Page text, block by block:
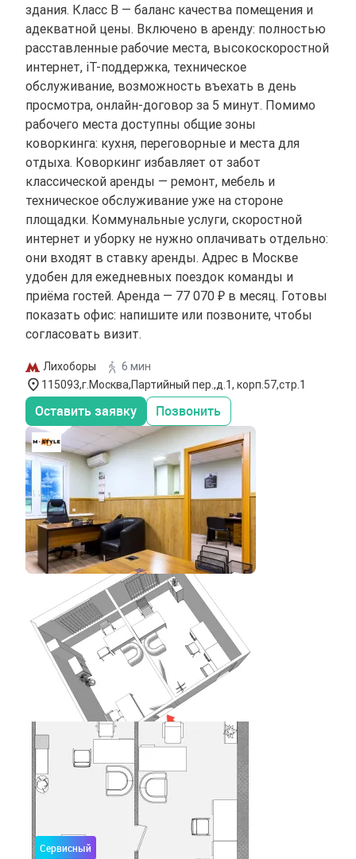
здания. Класс B — баланс качества помещения и
адекватной цены. Включено в аренду: полностью
расставленные рабочие места, высокоскоростной
интернет, іТ-поддержка, техническое
обслуживание, возможность въехать в день
просмотра, онлайн-договор за 5 минут. Помимо
рабочего места доступны общие зоны
коворкинга: кухня, переговорные и места для
отдыха. Коворкинг избавляет от забот
классической аренды — ремонт, мебель и
техническое обслуживание уже на стороне
площадки. Коммунальные услуги, скоростной
интернет и уборку не нужно оплачивать отдельно:
они входят в ставку аренды. Адрес в Москве
удобен для ежедневных поездок команды и
приёма гостей. Аренда — 77 070 ₽ в месяц. Готовы
показать офис: напишите или позвоните, чтобы
согласовать визит.
Лихоборы
6 мин
115093,г.Москва,Партийный пер.,д.1, корп.57,стр.1
Оставить заявку Позвонить
Сервисный